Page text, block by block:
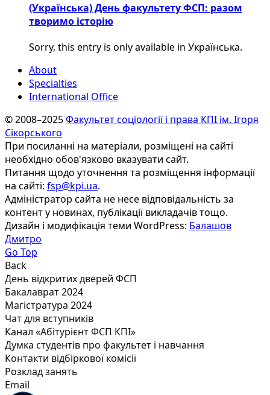
(Українська) День факультету ФСП: разом
творимо історію
Sorry, this entry is only available in Українська.
About
Specialties
International Office
© 2008–2025Факультет соціології і права КПІ ім. Ігоря
Сікорського
При посиланні на матеріали, розміщені на сайті
необхідно обов'язково вказувати сайт.
Питання щодо уточнення та розміщення інформації
на сайті: fsp@kpi.ua.
Адміністратор сайта не несе відповідальність за
контент у новинах, публікації викладачів тощо.
Дизайн і модифікація теми WordPress: Балашов
Дмитро
Go Top
Back
День відкритих дверей ФСП
Бакалаврат 2024
Магістратура 2024
Чат для вступників
Канал «Абітурієнт ФСП КПІ»
Думка студентів про факультет і навчання
Контакти відбіркової комісії
Розклад занять
Email